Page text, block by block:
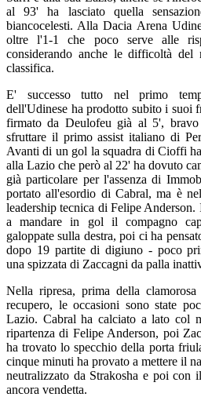
al 93' ha lasciato quella
biancocelesti. Alla Dacia Arena
oltre l'1-1 che poco serve alle
considerando anche le difficoltà del
classifica.
E' successo tutto nel primo
dell'Udinese ha prodotto subito i suoi
firmato da Deulofeu già al 5',
sfruttare il primo assist italiano di
Avanti di un gol la squadra di Cioffi
alla Lazio che però al 22' ha dovuto
già particolare per l'assenza di
portato all'esordio di Cabral, ma è
leadership tecnica di Felipe
a mandare in gol il compagno
galoppate sulla destra, poi ci ha
dopo 19 partite di digiuno - poco
una spizzata di Zaccagni da palla
Nella ripresa, prima della
recupero, le occasioni sono state
Lazio. Cabral ha calciato a lato col
ripartenza di Felipe Anderson, poi
ha trovato lo specchio della porta
cinque minuti ha provato a mettere il
neutralizzato da Strakosha e poi con
ancora vendetta.